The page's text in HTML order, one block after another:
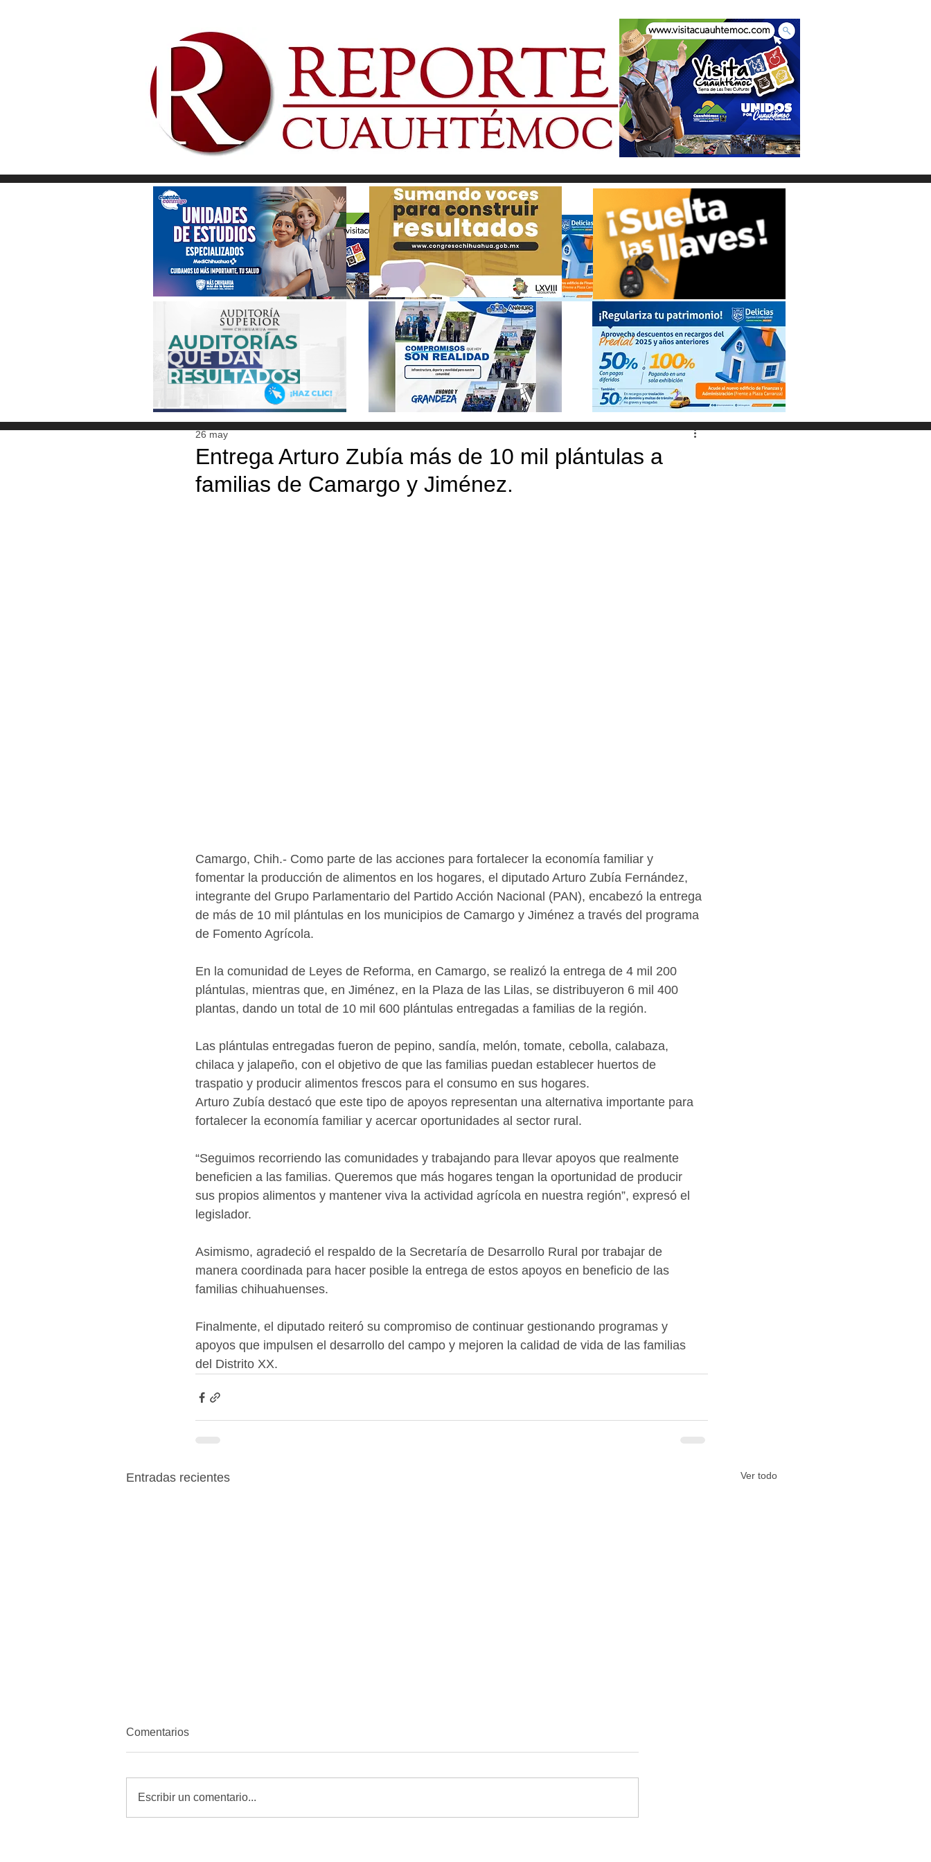
Entrega Arturo Zubía más de 10 mil plántulas a
familias de Camargo y Jiménez.
26 may
Camargo, Chih.- Como parte de las acciones para fortalecer la economía familiar y
fomentar la producción de alimentos en los hogares, el diputado Arturo Zubía Fernández,
integrante del Grupo Parlamentario del Partido Acción Nacional (PAN), encabezó la entrega
de más de 10 mil plántulas en los municipios de Camargo y Jiménez a través del programa
de Fomento Agrícola.
En la comunidad de Leyes de Reforma, en Camargo, se realizó la entrega de 4 mil 200
plántulas, mientras que, en Jiménez, en la Plaza de las Lilas, se distribuyeron 6 mil 400
plantas, dando un total de 10 mil 600 plántulas entregadas a familias de la región.
Las plántulas entregadas fueron de pepino, sandía, melón, tomate, cebolla, calabaza,
chilaca y jalapeño, con el objetivo de que las familias puedan establecer huertos de
traspatio y producir alimentos frescos para el consumo en sus hogares.
Arturo Zubía destacó que este tipo de apoyos representan una alternativa importante para
fortalecer la economía familiar y acercar oportunidades al sector rural.
“Seguimos recorriendo las comunidades y trabajando para llevar apoyos que realmente
beneficien a las familias. Queremos que más hogares tengan la oportunidad de producir
sus propios alimentos y mantener viva la actividad agrícola en nuestra región”, expresó el
legislador.
Asimismo, agradeció el respaldo de la Secretaría de Desarrollo Rural por trabajar de
manera coordinada para hacer posible la entrega de estos apoyos en beneficio de las
familias chihuahuenses.
Finalmente, el diputado reiteró su compromiso de continuar gestionando programas y
apoyos que impulsen el desarrollo del campo y mejoren la calidad de vida de las familias
del Distrito XX.
Entradas recientes Ver todo
Comentarios
Escribir un comentario...